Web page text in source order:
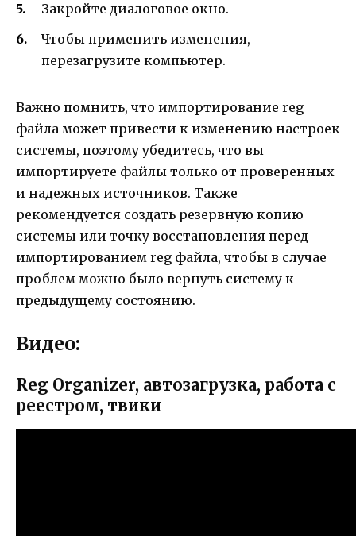
Закройте диалоговое окно.
Чтобы применить изменения,
перезагрузите компьютер.
Важно помнить, что импортирование reg
файла может привести к изменению настроек
системы, поэтому убедитесь, что вы
импортируете файлы только от проверенных
и надежных источников. Также
рекомендуется создать резервную копию
системы или точку восстановления перед
импортированием reg файла, чтобы в случае
проблем можно было вернуть систему к
предыдущему состоянию.
Видео:
Reg Organizer, автозагрузка, работа с
реестром, твики